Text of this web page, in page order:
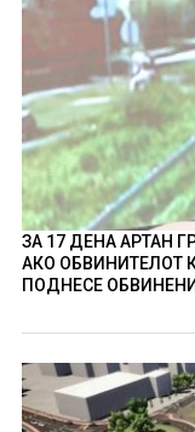
ЗА 17 ДЕНА АРТАН
АКО ОБВИНИТЕЛОТ
ПОДНЕСЕ